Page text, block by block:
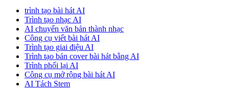
trình tạo bài hát AI
Trình tạo nhạc AI
AI chuyển văn bản thành nhạc
Công cụ viết bài hát AI
Trình tạo giai điệu AI
Trình tạo bản cover bài hát bằng AI
Trình phối lại AI
Công cụ mở rộng bài hát AI
AI Tách Stem